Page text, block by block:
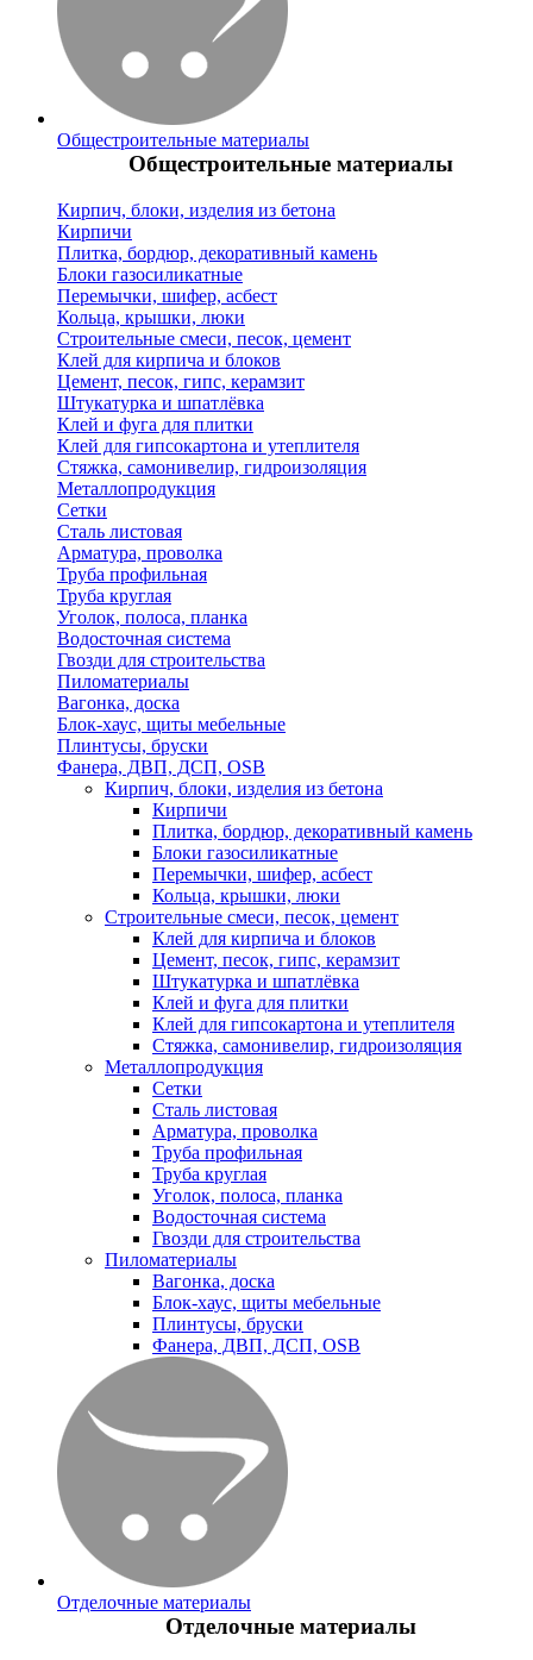
Общестроительные материалы
Общестроительные материалы
Кирпич, блоки, изделия из бетона
Кирпичи
Плитка, бордюр, декоративный камень
Блоки газосиликатные
Перемычки, шифер, асбест
Кольца, крышки, люки
Строительные смеси, песок, цемент
Клей для кирпича и блоков
Цемент, песок, гипс, керамзит
Штукатурка и шпатлёвка
Клей и фуга для плитки
Клей для гипсокартона и утеплителя
Стяжка, самонивелир, гидроизоляция
Металлопродукция
Сетки
Сталь листовая
Арматура, проволка
Труба профильная
Труба круглая
Уголок, полоса, планка
Водосточная система
Гвозди для строительства
Пиломатериалы
Вагонка, доска
Блок-хаус, щиты мебельные
Плинтусы, бруски
Фанера, ДВП, ДСП, OSB
Кирпич, блоки, изделия из бетона
Кирпичи
Плитка, бордюр, декоративный камень
Блоки газосиликатные
Перемычки, шифер, асбест
Кольца, крышки, люки
Строительные смеси, песок, цемент
Клей для кирпича и блоков
Цемент, песок, гипс, керамзит
Штукатурка и шпатлёвка
Клей и фуга для плитки
Клей для гипсокартона и утеплителя
Стяжка, самонивелир, гидроизоляция
Металлопродукция
Сетки
Сталь листовая
Арматура, проволка
Труба профильная
Труба круглая
Уголок, полоса, планка
Водосточная система
Гвозди для строительства
Пиломатериалы
Вагонка, доска
Блок-хаус, щиты мебельные
Плинтусы, бруски
Фанера, ДВП, ДСП, OSB
Отделочные материалы
Отделочные материалы